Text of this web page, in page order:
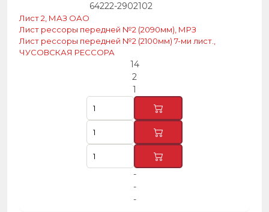
64222-2902102
Лист 2, МАЗ ОАО
Лист рессоры передней №2 (2090мм), МРЗ
Лист рессоры передней №2 (2100мм) 7-ми лист.,
ЧУСОВСКАЯ РЕССОРА
14
2
1
-
-
-